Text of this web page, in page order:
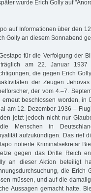
wurde Erich Golly auf
auf Informationen über den
Golly an diesem Sonnabend
für die Verfolgung der
am 22. Januar
die gegen Erich
der Zeugen
der vom 4.–7.
beschlossen worden, in
am 12. Dezember 1936 –
jetzt jedoch nicht nur
Menschen in
aufzukündigen. Das rief
notierte Kriminalsekretär
gegen das Dritte Reich
an dieser Aktion beteiligt
die Erich
müssen, und auf die
Aussagen gemacht hatte.